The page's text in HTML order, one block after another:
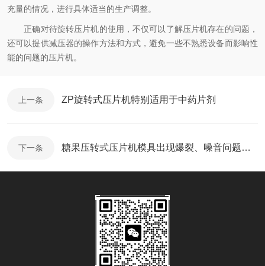
充量的情况，进行具体适当的生产调整。
正确对待旋转压片机的使用，不仅可以了解压片机存在的问题，
还可以提供减压器的操作方法和方式，避免一些不熟悉设备而影响性
能的问题的压片机。
上一条 ZP旋转式压片机特别适用于中药片剂
下一条 糖果压转式压片机模具出现爆裂、噪音问题如何处理？